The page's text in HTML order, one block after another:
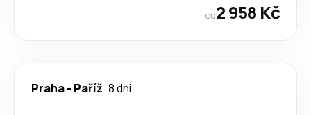
od2 958 Kč
Praha- Paříž 8 dni